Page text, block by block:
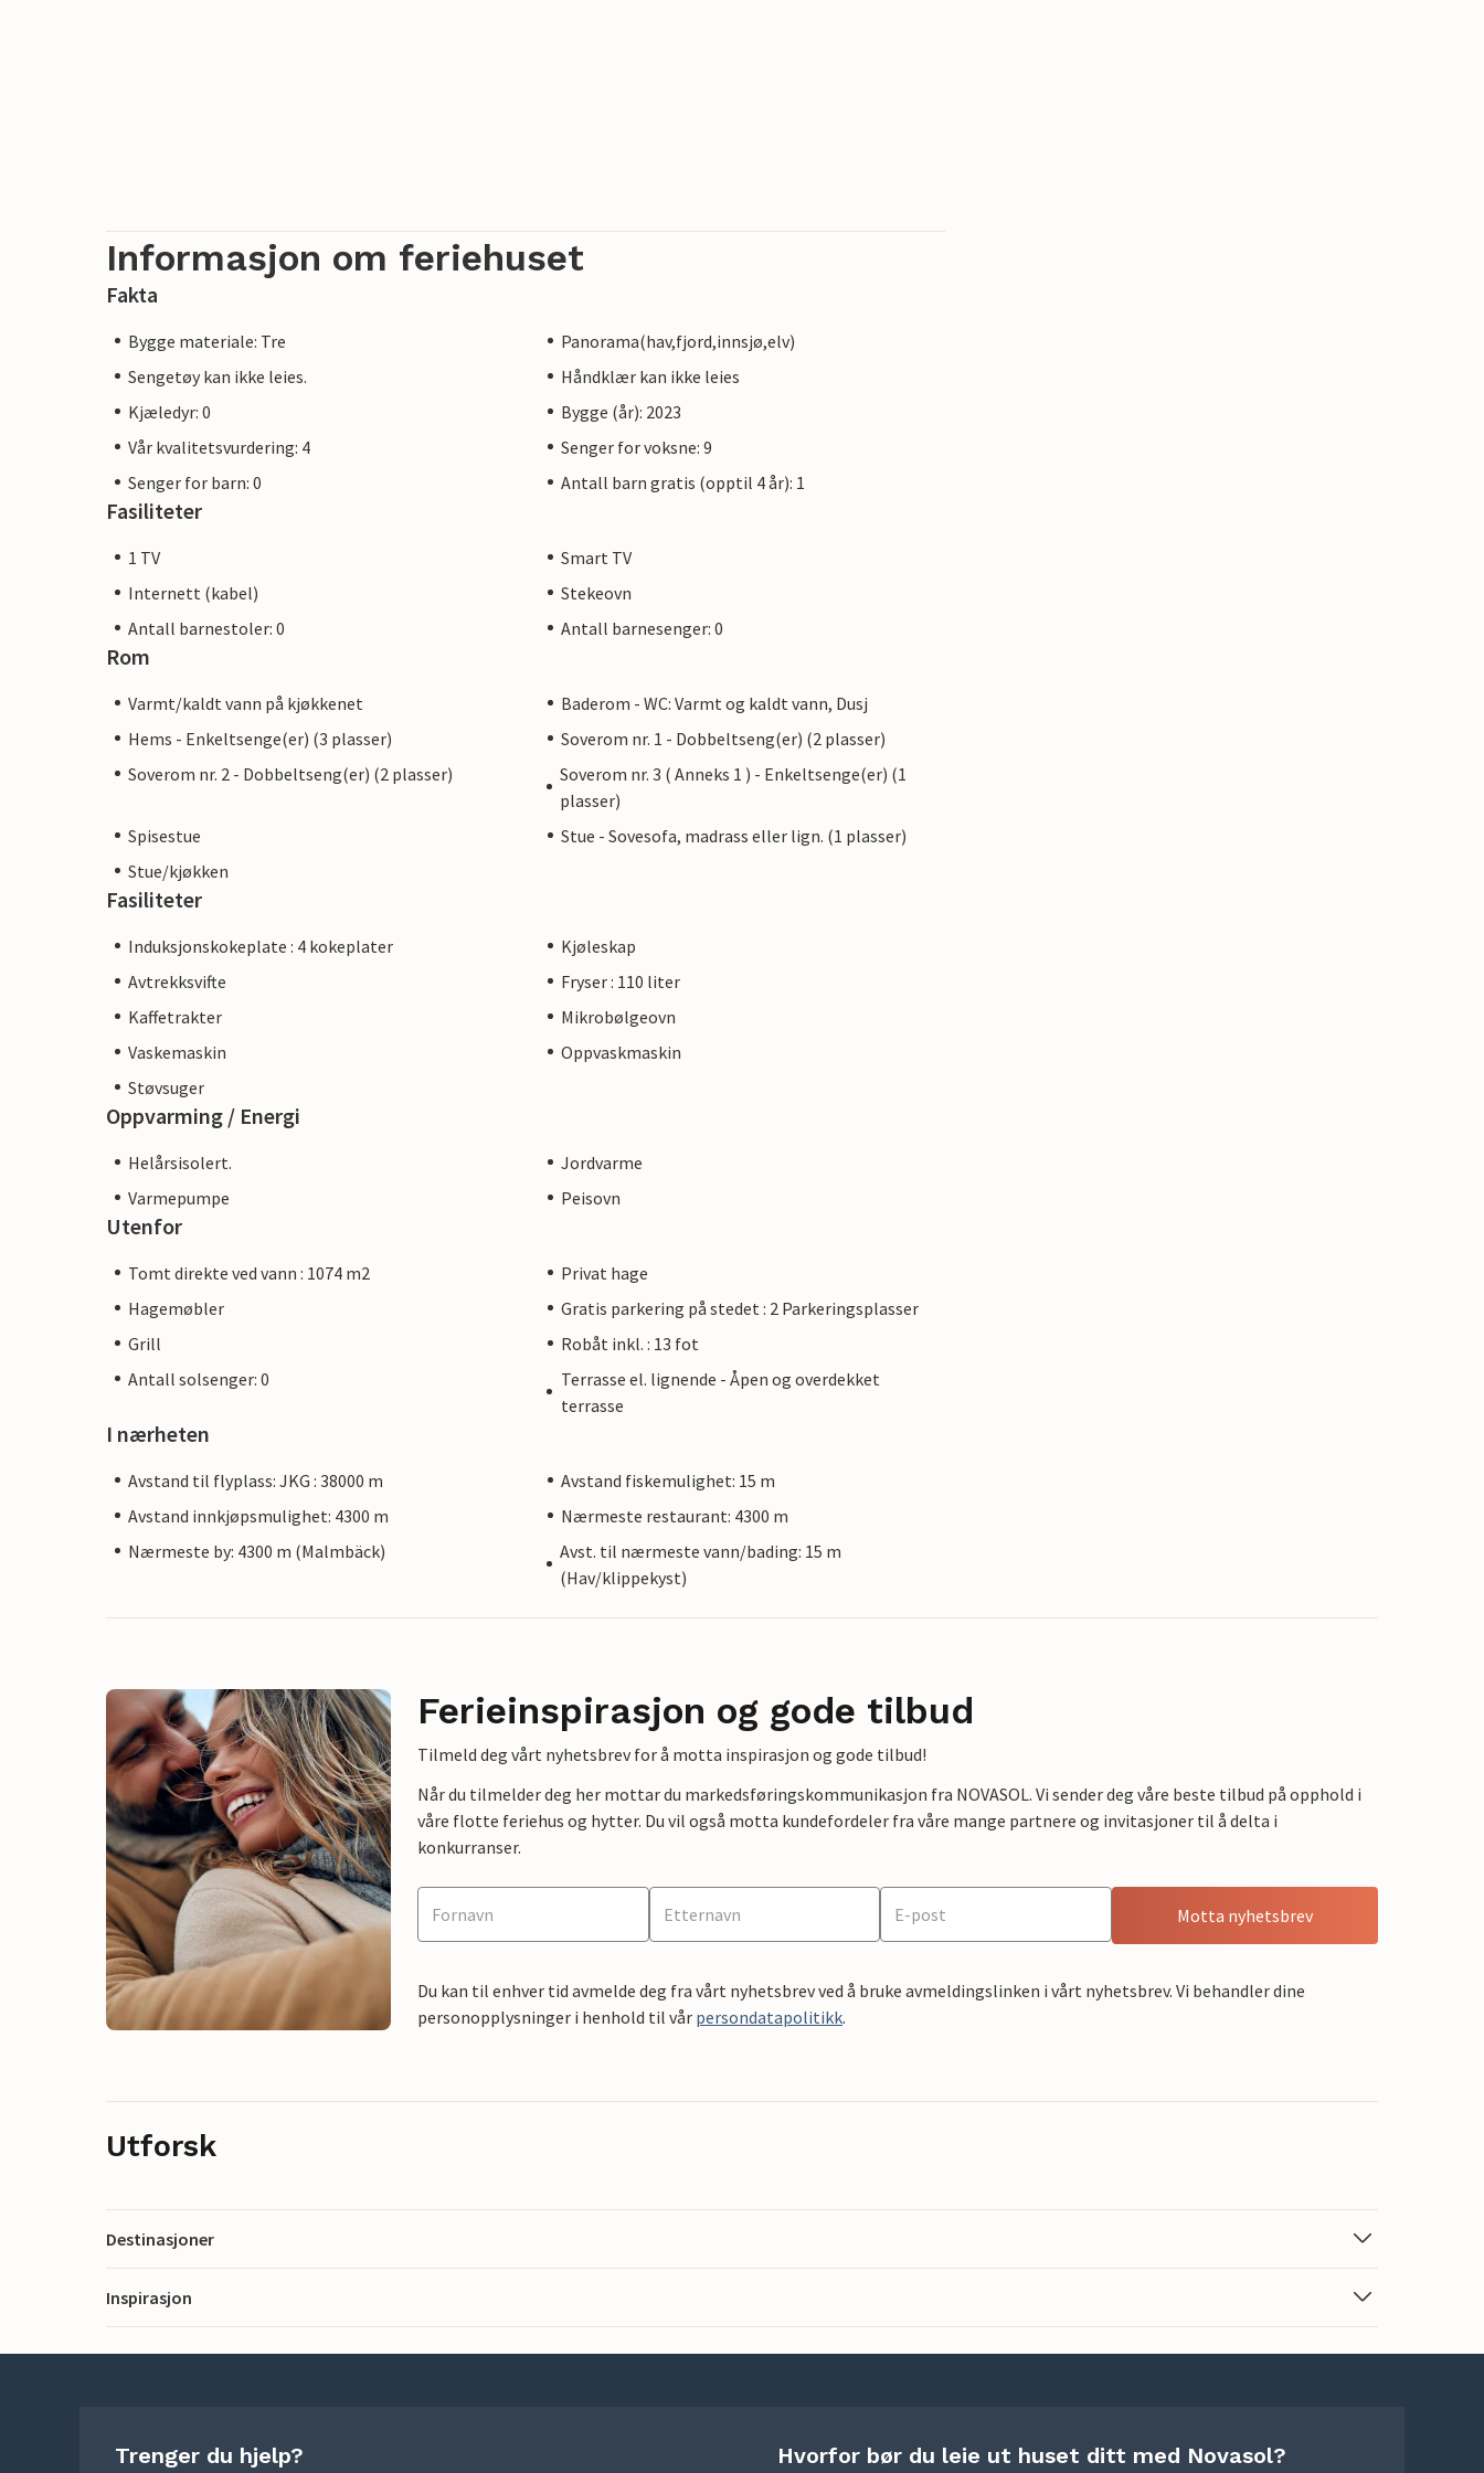
Informasjon om feriehuset
Fakta
Bygge materiale: Tre
Panorama(hav,fjord,innsjø,elv)
Sengetøy kan ikke leies.
Håndklær kan ikke leies
Kjæledyr: 0
Bygge (år): 2023
Vår kvalitetsvurdering: 4
Senger for voksne: 9
Senger for barn: 0
Antall barn gratis (opptil 4 år): 1
Fasiliteter
1 TV
Smart TV
Internett (kabel)
Stekeovn
Antall barnestoler: 0
Antall barnesenger: 0
Rom
Varmt/kaldt vann på kjøkkenet
Baderom - WC: Varmt og kaldt vann, Dusj
Hems - Enkeltsenge(er) (3 plasser)
Soverom nr. 1 - Dobbeltseng(er) (2 plasser)
Soverom nr. 2 - Dobbeltseng(er) (2 plasser)
Soverom nr. 3 ( Anneks 1 ) - Enkeltsenge(er) (1
plasser)
Spisestue
Stue - Sovesofa, madrass eller lign. (1 plasser)
Stue/kjøkken
Fasiliteter
Induksjonskokeplate : 4 kokeplater
Kjøleskap
Avtrekksvifte
Fryser : 110 liter
Kaffetrakter
Mikrobølgeovn
Vaskemaskin
Oppvaskmaskin
Støvsuger
Oppvarming / Energi
Helårsisolert.
Jordvarme
Varmepumpe
Peisovn
Utenfor
Tomt direkte ved vann : 1074 m2
Privat hage
Hagemøbler
Gratis parkering på stedet : 2 Parkeringsplasser
Grill
Robåt inkl. : 13 fot
Antall solsenger: 0
Terrasse el. lignende - Åpen og overdekket
terrasse
I nærheten
Avstand til flyplass: JKG : 38000 m
Avstand fiskemulighet: 15 m
Avstand innkjøpsmulighet: 4300 m
Nærmeste restaurant: 4300 m
Nærmeste by: 4300 m (Malmbäck)
Avst. til nærmeste vann/bading: 15 m
(Hav/klippekyst)
Ferieinspirasjon og gode tilbud
Tilmeld deg vårt nyhetsbrev for å motta inspirasjon og gode tilbud!
Når du tilmelder deg her mottar du markedsføringskommunikasjon fra NOVASOL. Vi sender deg våre beste tilbud på opphold i
våre flotte feriehus og hytter. Du vil også motta kundefordeler fra våre mange partnere og invitasjoner til å delta i
konkurranser.
Motta nyhetsbrev
Du kan til enhver tid avmelde deg fra vårt nyhetsbrev ved å bruke avmeldingslinken i vårt nyhetsbrev. Vi behandler dine
personopplysninger i henhold til vår persondatapolitikk.
Utforsk
Destinasjoner
Inspirasjon
Trenger du hjelp? Hvorfor bør du leie ut huset ditt med Novasol?